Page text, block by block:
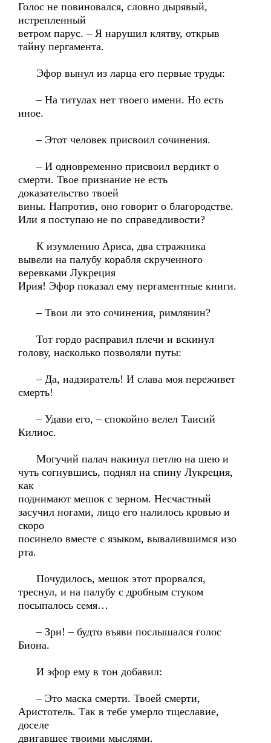
Голос не повиновался, словно дырявый,
истрепленный
ветром парус. – Я нарушил клятву, открыв
тайну пергамента.
Эфор вынул из ларца его первые труды:
– На титулах нет твоего имени. Но есть
иное.
– Этот человек присвоил сочинения.
– И одновременно присвоил вердикт о
смерти. Твое признание не есть
доказательство твоей
вины. Напротив, оно говорит о благородстве.
Или я поступаю не по справедливости?
К изумлению Ариса, два стражника
вывели на палубу корабля скрученного
веревками Лукреция
Ирия! Эфор показал ему пергаментные книги.
– Твои ли это сочинения, римлянин?
Тот гордо расправил плечи и вскинул
голову, насколько позволяли путы:
– Да, надзиратель! И слава моя переживет
смерть!
– Удави его, – спокойно велел Таисий
Килиос.
Могучий палач накинул петлю на шею и
чуть согнувшись, поднял на спину Лукреция,
как
поднимают мешок с зерном. Несчастный
засучил ногами, лицо его налилось кровью и
скоро
посинело вместе с языком, вывалившимся изо
рта.
Почудилось, мешок этот прорвался,
треснул, и на палубу с дробным стуком
посыпалось семя…
– Зри! – будто въяви послышался голос
Биона.
И эфор ему в тон добавил:
– Это маска смерти. Твоей смерти,
Аристотель. Так в тебе умерло тщеславие,
доселе
двигавшее твоими мыслями.